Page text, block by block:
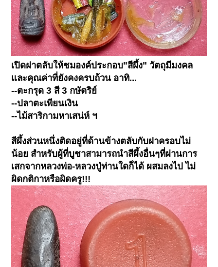
เปิดฝาตลับให้ชมองค์ประกอบ"สีผึ้ง" วัตถุมีมงคล
และคุณค่าที่ยังคงครบถ้วน อาทิ...
--ตะกรุด 3 สี 3 กษัตริย์
--ปลาตะเพียนเงิน
--ไม้สาริกามหาเสน่ห์ ฯ
สีผึ้งส่วนหนึ่งติดอยู่ที่ด้านข้างตลับกับฝาครอบไม่
น้อย สำหรับผู้ที่บูชาสามารถนำสีผึ้งอื่นๆที่ผ่านการ
เสกจากหลวงพ่อ-หลวงปู่ท่านใดก็ได้ ผสมลงไป ไม่
ผิดกติกาหรือผิดครู!!!